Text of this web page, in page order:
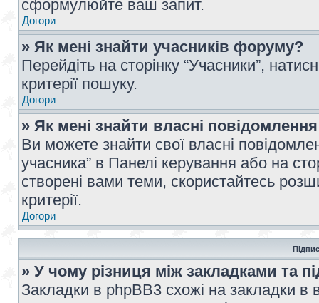
сформулюйте ваш запит.
Догори
» Як мені знайти учасників форуму?
Перейдіть на сторінку “Учасники”,
критерії пошуку.
Догори
» Як мені знайти власні
Ви можете знайти свої власні
учасника” в Панелі керування або на
створені вами теми, скористайтесь
критерії.
Догори
» У чому різниця між закладками та
Закладки в phpBB3 схожі на закладки